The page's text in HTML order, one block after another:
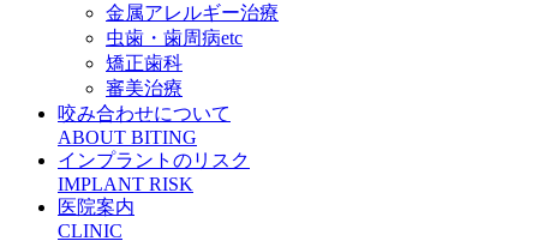
金属アレルギー治療
虫歯・歯周病etc
矯正歯科
審美治療
咬み合わせについて
ABOUT BITING
インプラントのリスク
IMPLANT RISK
医院案内
CLINIC